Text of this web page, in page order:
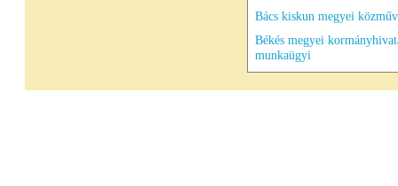
Bács kiskun megyei
Békés megyei
munkaügyi